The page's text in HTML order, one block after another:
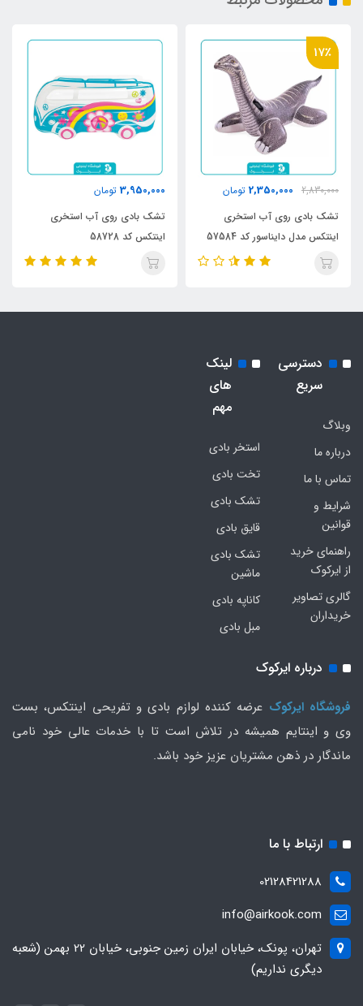
17٪
2,830,000
2,350,000 تومان
تشک بادی روی آب استخری
اینتکس مدل دایناسور کد 57584
3,950,000 تومان
تشک بادی روی آب استخری
اینتکس کد 58728
دسترسی
سریع
وبلاگ
درباره ما
تماس با ما
شرایط و
قوانین
راهنمای خرید
از ایرکوک
گالری تصاویر
خریداران
لینک
های
مهم
استخر بادی
تخت بادی
تشک بادی
قایق بادی
تشک بادی
ماشین
کاناپه بادی
مبل بادی
درباره ایرکوک
فروشگاه ایرکوک عرضه کننده لوازم بادی و تفریحی اینتکس، بست
وی و اینتایم همیشه در تلاش است تا با خدمات عالی خود نامی
ماندگار در ذهن مشتریان عزیز خود باشد.
ارتباط با ما
02128421288
info@airkook.com
تهران، پونک، خیابان ایران زمین جنوبی، خیابان 22 بهمن (شعبه
دیگری نداریم)